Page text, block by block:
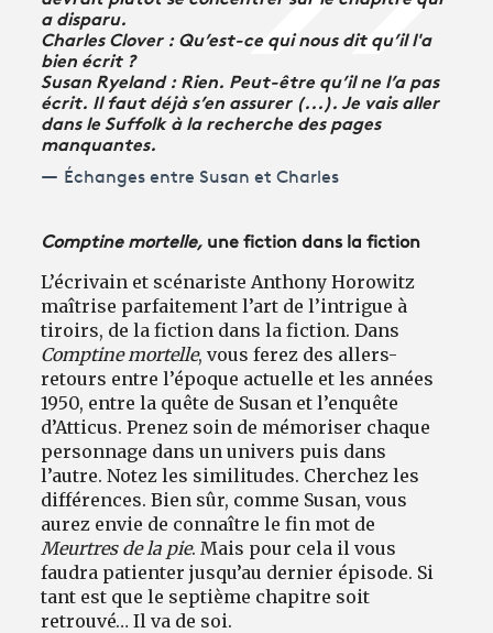
a disparu.
Charles Clover : Qu’est-ce qui nous dit qu’il l'a
bien écrit ?
Susan Ryeland : Rien. Peut-être qu’il ne l’a pas
écrit. Il faut déjà s’en assurer (...). Je vais aller
dans le Suffolk à la recherche des pages
manquantes.
Échanges entre Susan et Charles
Comptine mortelle, une fiction dans la fiction
L’écrivain et scénariste Anthony Horowitz
maîtrise parfaitement l’art de l’intrigue à
tiroirs, de la fiction dans la fiction. Dans
Comptine mortelle, vous ferez des allers-
retours entre l’époque actuelle et les années
1950, entre la quête de Susan et l’enquête
d’Atticus. Prenez soin de mémoriser chaque
personnage dans un univers puis dans
l’autre. Notez les similitudes. Cherchez les
différences. Bien sûr, comme Susan, vous
aurez envie de connaître le fin mot de
Meurtres de la pie. Mais pour cela il vous
faudra patienter jusqu’au dernier épisode. Si
tant est que le septième chapitre soit
retrouvé… Il va de soi.